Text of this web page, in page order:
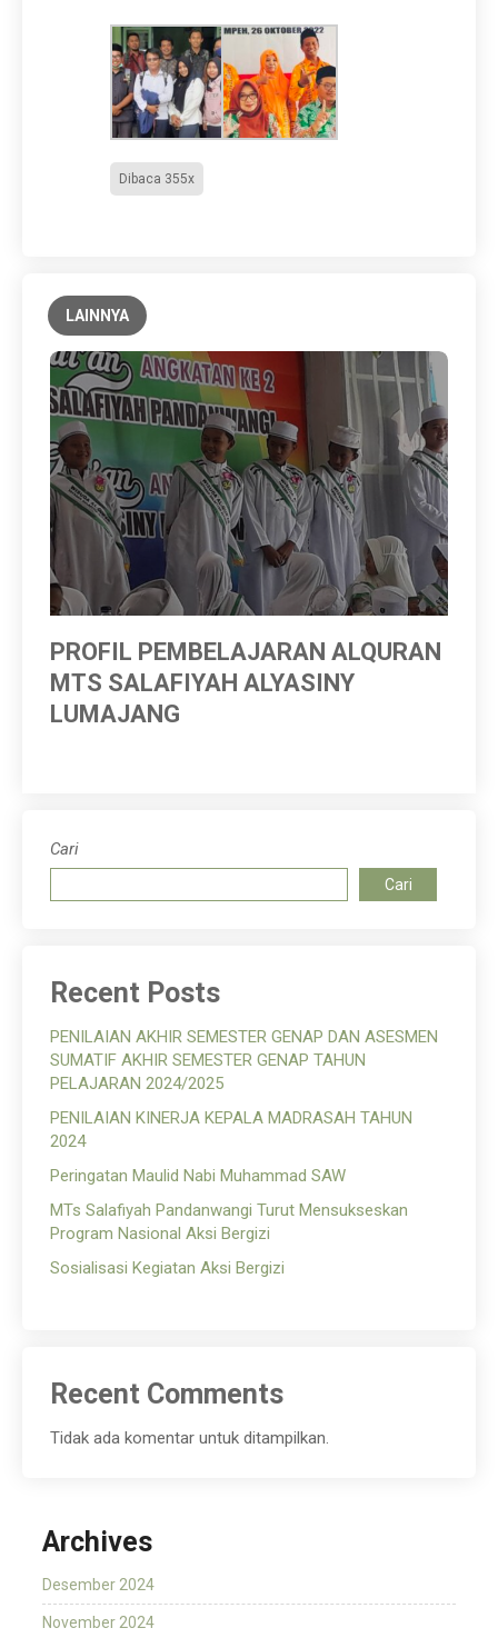
Dibaca 355x
LAINNYA
PROFIL PEMBELAJARAN ALQURAN
MTS SALAFIYAH ALYASINY
LUMAJANG
Cari
Cari
Recent Posts
PENILAIAN AKHIR SEMESTER GENAP DAN ASESMEN
SUMATIF AKHIR SEMESTER GENAP TAHUN
PELAJARAN 2024/2025
PENILAIAN KINERJA KEPALA MADRASAH TAHUN
2024
Peringatan Maulid Nabi Muhammad SAW
MTs Salafiyah Pandanwangi Turut Mensukseskan
Program Nasional Aksi Bergizi
Sosialisasi Kegiatan Aksi Bergizi
Recent Comments
Tidak ada komentar untuk ditampilkan.
Archives
Desember 2024
November 2024